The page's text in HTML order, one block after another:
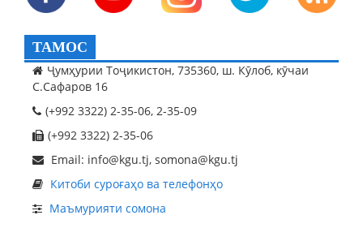
ТАМОС
Ҷумҳурии Тоҷикистон, 735360, ш. Кӯлоб, кӯчаи
С.Сафаров 16
(+992 3322) 2-35-06, 2-35-09
(+992 3322) 2-35-06
Email: info@kgu.tj, somona@kgu.tj
Китоби суроғаҳо ва телефонҳо
Маъмурияти сомона